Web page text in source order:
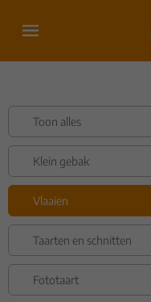
Toon alles
Klein gebak
Vlaaien
Taarten en schnitten
Fototaart